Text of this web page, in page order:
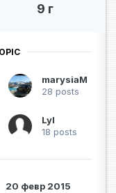
9 г
marysiaM
28 posts
Lyl
18 posts
20 февр 2015